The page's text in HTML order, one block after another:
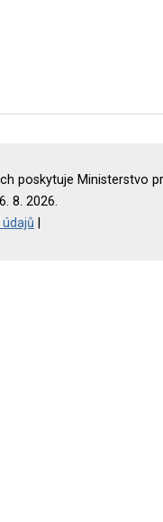
poskytuje Ministerstvo
8. 2026.